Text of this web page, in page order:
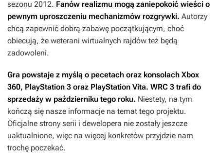
sezonu 2012. Fanów realizmu mogą zaniepokoić wieści o
pewnym uproszczeniu mechanizmów rozgrywki. Autorzy
chcą zapewnić dobrą zabawę początkującym, choć
obiecują, że weterani wirtualnych rajdów też będą
zadowoleni.
Gra powstaje z myślą o pecetach oraz konsolach Xbox
360, PlayStation 3 oraz PlayStation Vita. WRC 3 trafi do
sprzedaży w październiku tego roku. Niestety, na tym
kończą się nasze informacje na temat tego projektu.
Oficjalne strony serii i dewelopera nie zostały jeszcze
uaktualnione, więc na więcej konkretów przyjdzie nam
trochę poczekać.